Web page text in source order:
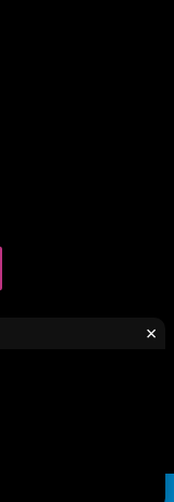
Reserved
×